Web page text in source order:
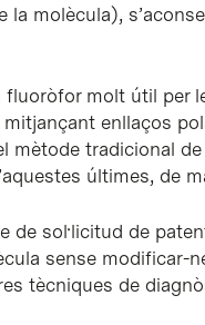
molècula),
fluoròfor molt útil
mitjançant enllaços
mètode tradicional
últimes, de
de sol·licitud de
sense
tècniques de